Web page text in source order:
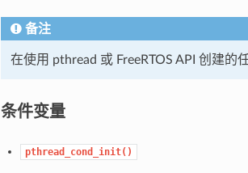
备注
在使用 pthread 或 FreeRTOS API 创建的
条件变量
pthread_cond_init()